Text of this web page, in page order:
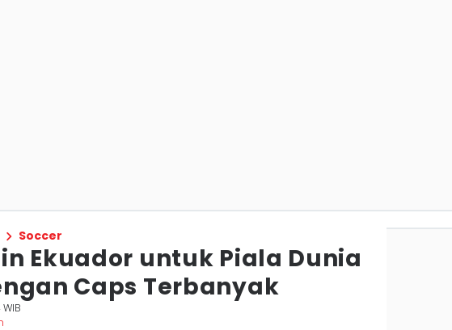
Soccer
Ekuador untuk Piala Dunia
Caps Terbanyak